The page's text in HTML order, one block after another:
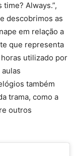
Always.”,
descobrimos as
em relação a
que representa
utilizado por
também
trama, como a
outros